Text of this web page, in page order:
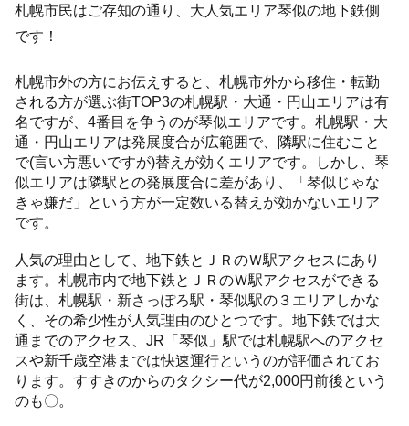
札幌市民はご存知の通り、大人気エリア琴似の地下鉄側
です！
札幌市外の方にお伝えすると、札幌市外から移住・転勤
される方が選ぶ街TOP3の札幌駅・大通・円山エリアは有
名ですが、4番目を争うのが琴似エリアです。札幌駅・大
通・円山エリアは発展度合が広範囲で、隣駅に住むこと
で(言い方悪いですが)替えが効くエリアです。しかし、琴
似エリアは隣駅との発展度合に差があり、「琴似じゃな
きゃ嫌だ」という方が一定数いる替えが効かないエリア
です。
人気の理由として、地下鉄とＪＲのＷ駅アクセスにあり
ます。札幌市内で地下鉄とＪＲのＷ駅アクセスができる
街は、札幌駅・新さっぽろ駅・琴似駅の３エリアしかな
く、その希少性が人気理由のひとつです。地下鉄では大
通までのアクセス、JR「琴似」駅では札幌駅へのアクセ
スや新千歳空港までは快速運行というのが評価されてお
ります。すすきのからのタクシー代が2,000円前後という
のも〇。